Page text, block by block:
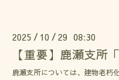
2025 / 10 / 29 08:30
【重要】鹿瀬支所
鹿瀬支所については、建物老朽